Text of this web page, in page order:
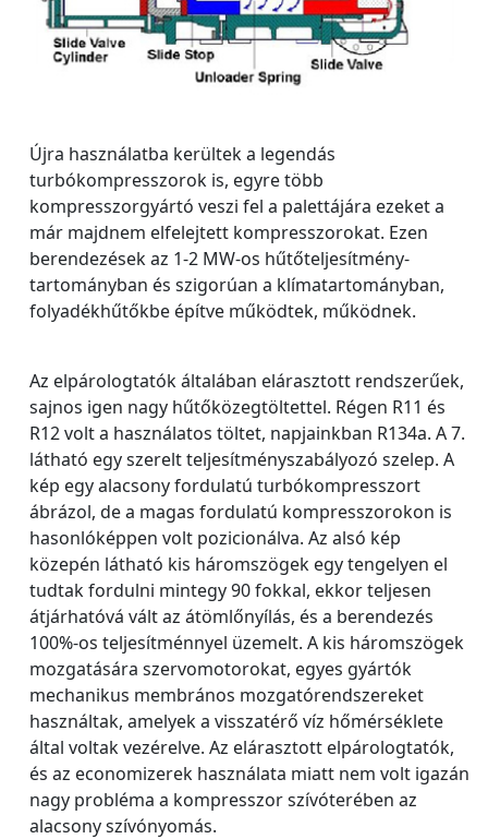
Újra használatba kerültek a legendás
turbókompresszorok is, egyre több
kompresszorgyártó veszi fel a palettájára ezeket a
már majdnem elfelejtett kompresszorokat. Ezen
berendezések az 1-2 MW-os hűtőteljesítmény-
tartományban és szigorúan a klímatartományban,
folyadékhűtőkbe építve működtek, működnek.
Az elpárologtatók általában elárasztott rendszerűek,
sajnos igen nagy hűtőközegtöltettel. Régen R11 és
R12 volt a használatos töltet, napjainkban R134a. A 7.
látható egy szerelt teljesítményszabályozó szelep. A
kép egy alacsony fordulatú turbókompresszort
ábrázol, de a magas fordulatú kompresszorokon is
hasonlóképpen volt pozicionálva. Az alsó kép
közepén látható kis háromszögek egy tengelyen el
tudtak fordulni mintegy 90 fokkal, ekkor teljesen
átjárhatóvá vált az átömlőnyílás, és a berendezés
100%-os teljesítménnyel üzemelt. A kis háromszögek
mozgatására szervomotorokat, egyes gyártók
mechanikus membrános mozgatórendszereket
használtak, amelyek a visszatérő víz hőmérséklete
által voltak vezérelve. Az elárasztott elpárologtatók,
és az economizerek használata miatt nem volt igazán
nagy probléma a kompresszor szívóterében az
alacsony szívónyomás.